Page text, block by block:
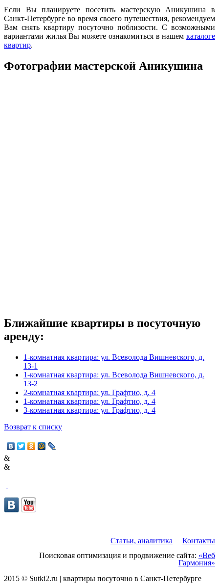
Если Вы планируете посетить мастерскую Аникушина в
Санкт-Петербурге во время своего путешествия, рекомендуем
Вам снять квартиру посуточно поблизости. С возможными
вариантами жилья Вы можете ознакомиться в нашем каталоге
квартир.
Фотографии мастерской Аникушина
Ближайшие квартиры в посуточную
аренду:
1-комнатная квартира: ул. Всеволода Вишневского, д.
13-1
1-комнатная квартира: ул. Всеволода Вишневского, д.
13-2
2-комнатная квартира: ул. Графтио, д. 4
1-комнатная квартира: ул. Графтио, д. 4
3-комнатная квартира: ул. Графтио, д. 4
Возврат к списку
&
&
Статьи, аналитика
Контакты
Поисковая оптимизация и продвижение сайта: «Веб
Гармония»
2015 © Sutki2.ru | квартиры посуточно в Санкт-Петербурге